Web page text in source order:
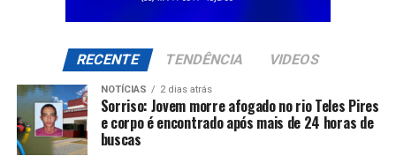
RECENTE TENDÊNCIA VIDEOS
NOTÍCIAS 2 dias atrás
Sorriso: Jovem morre afogado no rio Teles Pires
e corpo é encontrado após mais de 24 horas de
buscas